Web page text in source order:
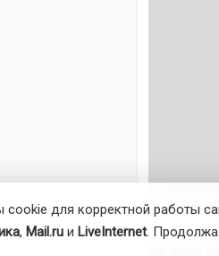
для корректной работы
, Mail.ru и LiveInternet.